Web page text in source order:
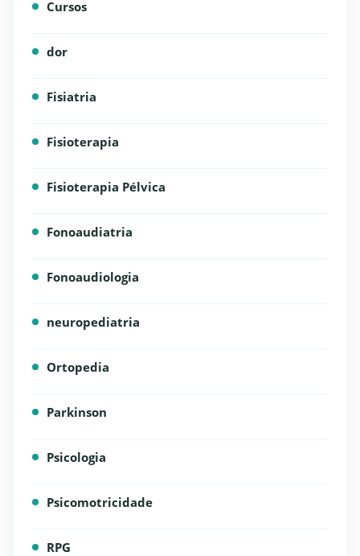
Cursos
dor
Fisiatria
Fisioterapia
Fisioterapia Pélvica
Fonoaudiatria
Fonoaudiologia
neuropediatria
Ortopedia
Parkinson
Psicologia
Psicomotricidade
RPG